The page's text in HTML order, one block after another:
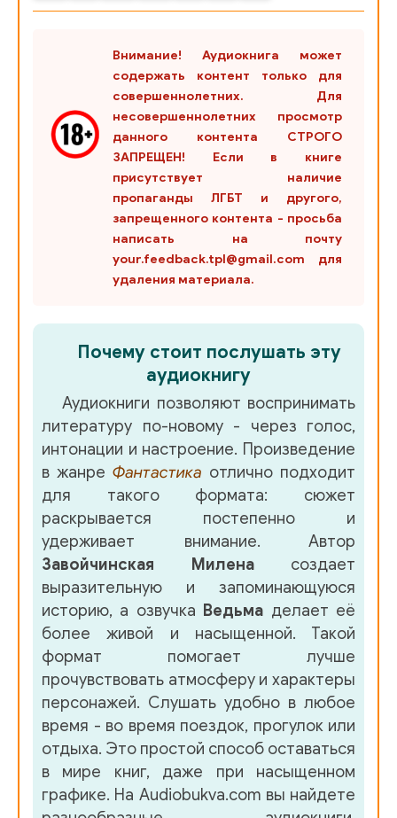
14-1_DOM-1
15-0_DOM-1
15-1_DOM-1
16-0_DOM-1
16-1_DOM-1
17-1_DOM-1
19-0_DOM-1
19-1_DOM-1
20-0_DOM-1
20-1_DOM-1
21-1_DOM-1
22-1_DOM-1
23-1_DOM-1
24-0_DOM-1
24-1_DOM-1
Внимание! Аудиокнига может
содержать контент только для
совершеннолетних. Для
несовершеннолетних просмотр
данного контента СТРОГО
ЗАПРЕЩЕН! Если в книге
присутствует наличие
пропаганды ЛГБТ и другого,
запрещенного контента - просьба
написать на почту
your.feedback.tpl@gmail.com для
удаления материала.
Почему стоит послушать эту
аудиокнигу
Аудиокниги позволяют воспринимать
литературу по-новому - через голос,
интонации и настроение. Произведение
в жанре Фантастика отлично подходит
для такого формата: сюжет
раскрывается постепенно и
удерживает внимание. Автор
Завойчинская Миленасоздает
выразительную и запоминающуюся
историю, а озвучка Ведьма делает её
более живой и насыщенной. Такой
формат помогает лучше
прочувствовать атмосферу и характеры
персонажей. Слушать удобно в любое
время - во время поездок, прогулок или
отдыха. Это простой способ оставаться
в мире книг, даже при насыщенном
графике. На Audiobukva.com вы найдете